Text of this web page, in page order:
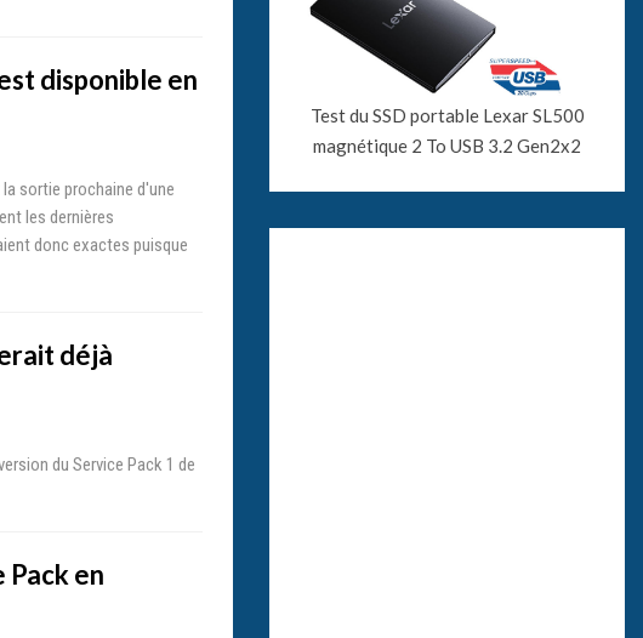
disponible en
sortie prochaine d'une
les dernières
donc exactes puisque
déjà
du Service Pack 1 de
Pack en
Test du SSD portable Lexar SL500
magnétique 2 To USB 3.2 Gen2x2